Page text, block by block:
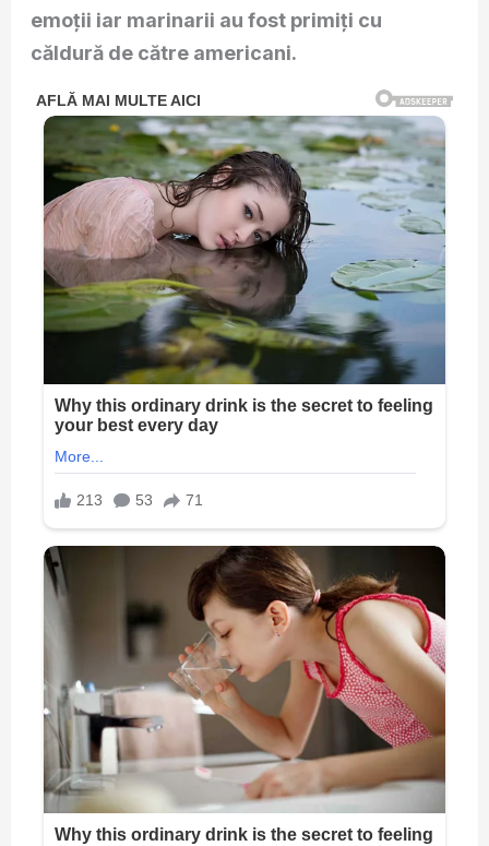
emoții iar marinarii au fost primiți cu
căldură de către americani.